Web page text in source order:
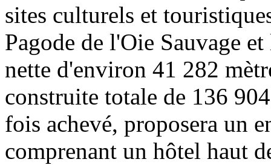
sites culturels et
Pagode de l'Oie Sauvage
nette d'environ 41 282
construite totale de 136
fois achevé, proposera un
comprenant un hôtel haut